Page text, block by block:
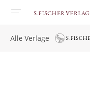
Alle Verlage